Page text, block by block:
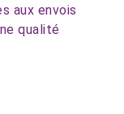
aux envois
qualité